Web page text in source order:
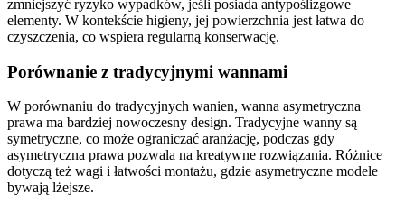
zmniejszyć ryzyko wypadków, jeśli posiada antypoślizgowe
elementy. W kontekście higieny, jej powierzchnia jest łatwa do
czyszczenia, co wspiera regularną konserwację.
Porównanie z tradycyjnymi wannami
W porównaniu do tradycyjnych wanien, wanna asymetryczna
prawa ma bardziej nowoczesny design. Tradycyjne wanny są
symetryczne, co może ograniczać aranżację, podczas gdy
asymetryczna prawa pozwala na kreatywne rozwiązania. Różnice
dotyczą też wagi i łatwości montażu, gdzie asymetryczne modele
bywają lżejsze.